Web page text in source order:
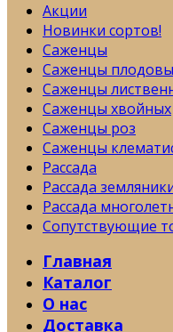
Акции
Новинки сортов!
Саженцы
Саженцы
Саженцы
Саженцы хвойных
Саженцы роз
Саженцы
Рассада
Рассада
Рассада
Сопутствующие
Главная
Каталог
О нас
Доставка